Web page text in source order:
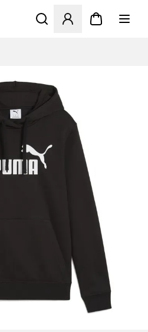
Åbner en Modal til at